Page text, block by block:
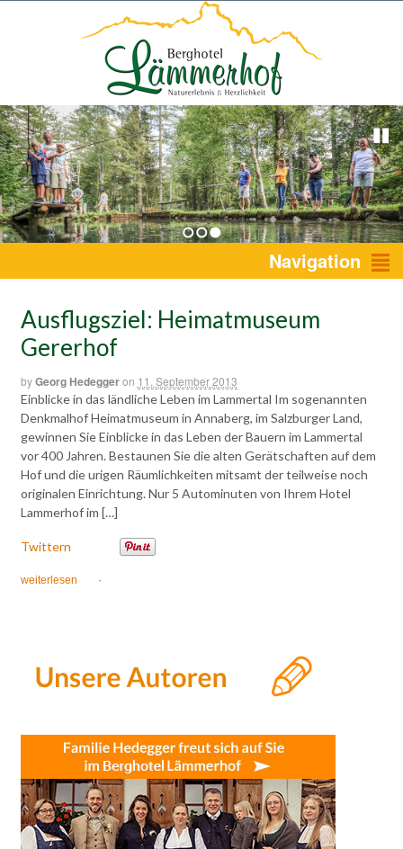
1 2 3 Navigation
Ausflugsziel: Heimatmuseum
Gererhof
byGeorg Hedeggeron 11. September 2013
Einblicke in das ländliche Leben im Lammertal Im sogenannten
Denkmalhof Heimatmuseum in Annaberg, im Salzburger Land,
gewinnen Sie Einblicke in das Leben der Bauern im Lammertal
vor 400 Jahren. Bestaunen Sie die alten Gerätschaften auf dem
Hof und die urigen Räumlichkeiten mitsamt der teilweise noch
originalen Einrichtung. Nur 5 Autominuten von Ihrem Hotel
Lammerhof im […]
Twittern
weiterlesen ·